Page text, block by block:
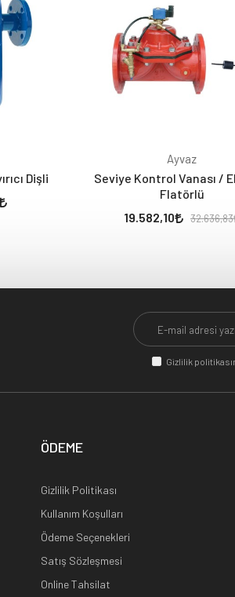
Dişli
Ayvaz
Seviye Kontrol Vanası /
Flatörlü
19.582,10
32.636,83
Gizlilik
ÖDEME
Gizlilik Politikası
Kullanım Koşulları
Ödeme Seçenekleri
Satış Sözleşmesi
Online Tahsilat